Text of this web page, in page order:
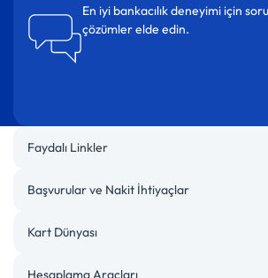
En iyi bankacılık deneyimi için
çözümler elde edin.
Faydalı Linkler
Başvurular ve Nakit İhtiyaçlar
Kart Dünyası
Hesaplama Araçları